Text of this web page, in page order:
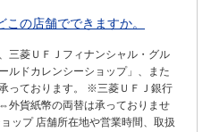
の店舗でできますか。
三菱ＵＦＪフィナンシャル・グル
ルドカレンシーショップ」、また
っております。 ※三菱ＵＦＪ銀行
外貨紙幣の両替は承っておりませ
ップ 店舗所在地や営業時間、取扱